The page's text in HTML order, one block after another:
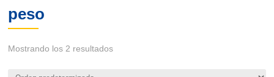
peso
Mostrando los 2 resultados